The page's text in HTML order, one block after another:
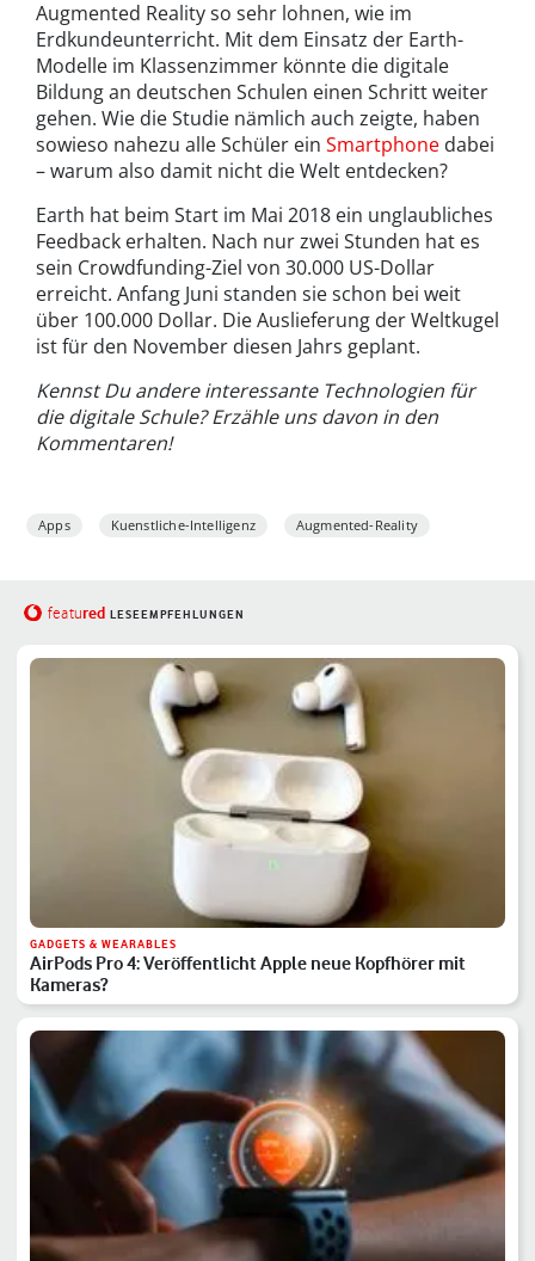
Augmented Reality so sehr lohnen, wie im
Erdkundeunterricht. Mit dem Einsatz der Earth-
Modelle im Klassenzimmer könnte die digitale
Bildung an deutschen Schulen einen Schritt weiter
gehen. Wie die Studie nämlich auch zeigte, haben
sowieso nahezu alle Schüler ein Smartphone dabei
– warum also damit nicht die Welt entdecken?
Earth hat beim Start im Mai 2018 ein unglaubliches
Feedback erhalten. Nach nur zwei Stunden hat es
sein Crowdfunding-Ziel von 30.000 US-Dollar
erreicht. Anfang Juni standen sie schon bei weit
über 100.000 Dollar. Die Auslieferung der Weltkugel
ist für den November diesen Jahrs geplant.
Kennst Du andere interessante Technologien für
die digitale Schule? Erzähle uns davon in den
Kommentaren!
Apps Kuenstliche-Intelligenz Augmented-Reality
featured LESEEMPFEHLUNGEN
GADGETS & WEARABLES
AirPods Pro 4: Veröffentlicht Apple neue Kopfhörer mit
Kameras?